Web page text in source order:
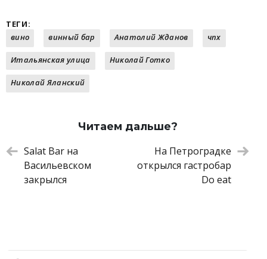
ТЕГИ:
вино
винный бар Анатолий Жданов чпх
Итальянская улица Николай Готко
Николай Яланский
Читаем дальше?
Salat Bar на
Васильевском
закрылся
На Петроградке
открылся гастробар
Do eat